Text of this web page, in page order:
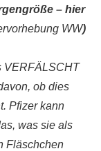
– hier
WW)
VERFÄLSCHT
ob dies
Pfizer kann
was sie als
Fläschchen